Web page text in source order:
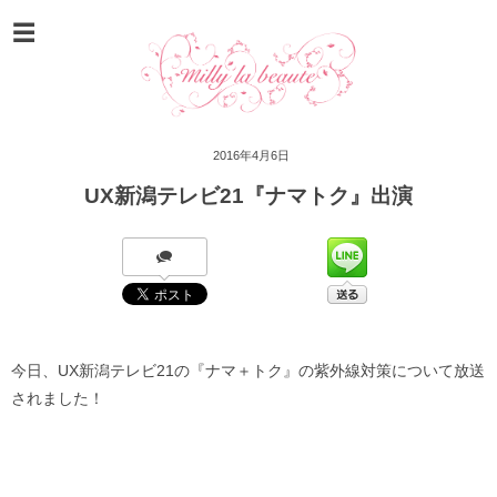
2016年4月6日
UX新潟テレビ21『ナマトク』出演
今日、UX新潟テレビ21の『ナマ＋トク』の紫外線対策について放送
されました！